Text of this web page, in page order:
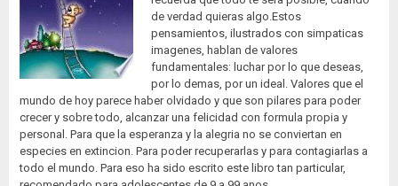
de verdad quieras algo.Estos
pensamientos, ilustrados con simpaticas
imagenes, hablan de valores
fundamentales: luchar por lo que deseas,
por lo demas, por un ideal. Valores que el
mundo de hoy parece haber olvidado y que son pilares para poder
crecer y sobre todo, alcanzar una felicidad con formula propia y
personal. Para que la esperanza y la alegria no se conviertan en
especies en extincion. Para poder recuperarlas y para contagiarlas a
todo el mundo. Para eso ha sido escrito este libro tan particular,